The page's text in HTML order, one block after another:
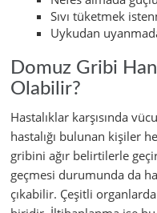
Sıvı tüketmek
Uykudan
Domuz Gribi
Olabilir?
Hastalıklar karşısında
hastalığı bulunan kişiler
gribini ağır belirtilerle
geçmesi durumunda da
çıkabilir. Çeşitli